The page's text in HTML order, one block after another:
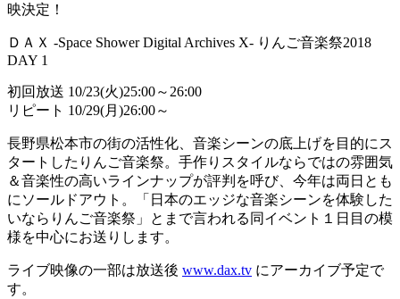
映決定！
ＤＡＸ -Space Shower Digital Archives X- りんご音楽祭2018
DAY 1
初回放送 10/23(火)25:00～26:00
リピート 10/29(月)26:00～
長野県松本市の街の活性化、音楽シーンの底上げを目的にス
タートしたりんご音楽祭。手作りスタイルならではの雰囲気
＆音楽性の高いラインナップが評判を呼び、今年は両日とも
にソールドアウト。「日本のエッジな音楽シーンを体験した
いならりんご音楽祭」とまで言われる同イベント１日目の模
様を中心にお送りします。
ライブ映像の一部は放送後 www.dax.tv にアーカイブ予定で
す。